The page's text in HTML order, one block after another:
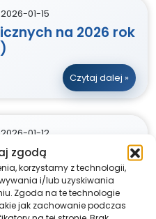
zgodą
korzystamy z technologii,
i/lub uzyskiwania
Zgoda na te technologie
jak zachowanie podczas
2026-01-15
na 2026 rok
Czytaj dalej »
2026-01-12
i
realizacji
do
onkologicznego